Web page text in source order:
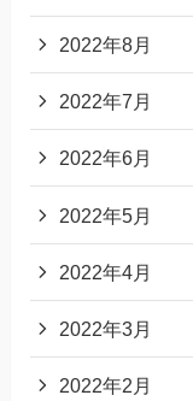
2022年8月
2022年7月
2022年6月
2022年5月
2022年4月
2022年3月
2022年2月